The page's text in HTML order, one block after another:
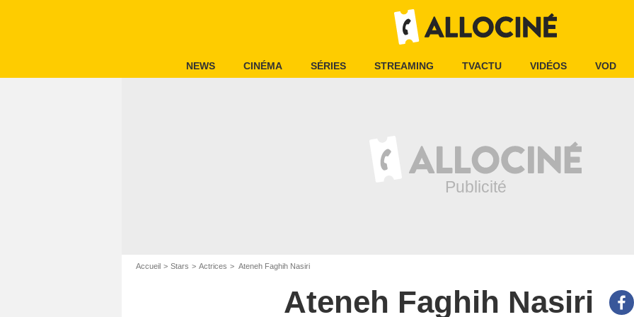
NEWS CINÉMA SÉRIES STREAMING TVACTU VIDÉOS VOD
Accueil Stars Actrices Ateneh Faghih Nasiri
Ateneh Faghih Nasiri